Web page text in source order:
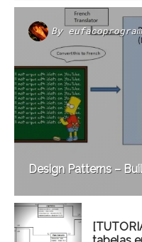
By
Design Patterns –